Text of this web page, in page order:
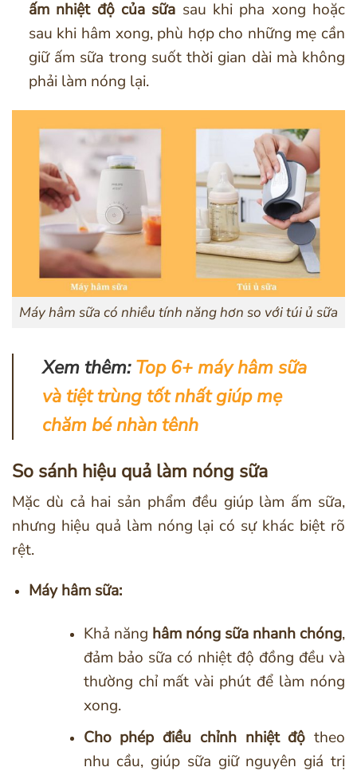
ấm nhiệt độ của sữa sau khi pha xong hoặc
sau khi hâm xong, phù hợp cho những mẹ cần
giữ ấm sữa trong suốt thời gian dài mà không
phải làm nóng lại.
Máy hâm sữa có nhiều tính năng hơn so với túi ủ sữa
Xem thêm:Top 6+ máy hâm sữa
và tiệt trùng tốt nhất giúp mẹ
chăm bé nhàn tênh
So sánh hiệu quả làm nóng sữa
Mặc dù cả hai sản phẩm đều giúp làm ấm sữa,
nhưng hiệu quả làm nóng lại có sự khác biệt rõ
rệt.
Máy hâm sữa:
Khả năng hâm nóng sữa nhanh chóng,
đảm bảo sữa có nhiệt độ đồng đều và
thường chỉ mất vài phút để làm nóng
xong.
Cho phép điều chỉnh nhiệt độ theo
nhu cầu, giúp sữa giữ nguyên giá trị